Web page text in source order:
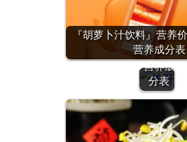
『胡萝卜汁饮料』营养
营养成分表
肝』营
养价值
| 每
100g
营养成
分表